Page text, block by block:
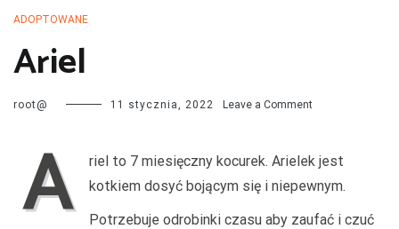
ADOPTOWANE
Ariel
root@ 11 stycznia, 2022 Leave a Commenton
A
riel to 7 miesięczny kocurek. Arielek jest
kotkiem dosyć bojącym się i niepewnym.
Potrzebuje odrobinki czasu aby zaufać i czuć